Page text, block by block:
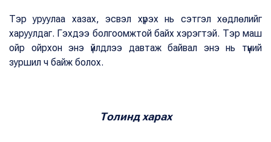
Тэр уруулаа хазах, эсвэл хүрэх нь сэтгэл хөдлөлийг
харуулдаг. Гэхдээ болгоомжтой байх хэрэгтэй. Тэр маш
ойр ойрхон энэ үйлдлээ давтаж байвал энэ нь түүний
зуршил ч байж болох.
Толинд харах